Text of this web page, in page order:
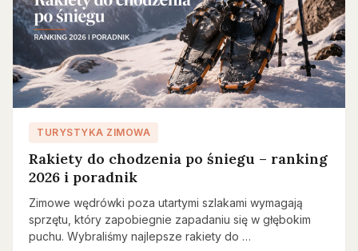
TURYSTYKA ZIMOWA
Rakiety do chodzenia po śniegu – ranking
2026 i poradnik
Zimowe wędrówki poza utartymi szlakami wymagają
sprzętu, który zapobiegnie zapadaniu się w głębokim
puchu. Wybraliśmy najlepsze rakiety do …